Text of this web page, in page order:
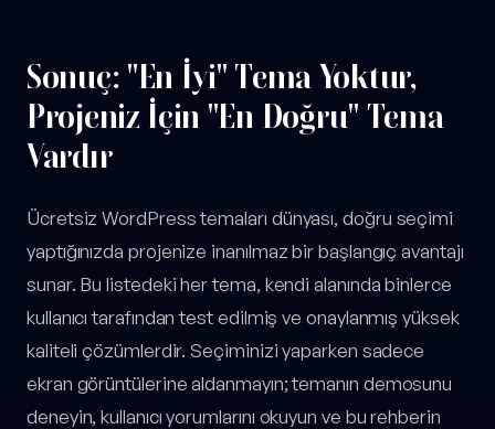
Sonuç: "En İyi" Tema Yoktur,
Projeniz İçin "En Doğru" Tema
Vardır
Ücretsiz WordPress temaları dünyası, doğru seçimi
yaptığınızda projenize inanılmaz bir başlangıç avantajı
sunar. Bu listedeki her tema, kendi alanında binlerce
kullanıcı tarafından test edilmiş ve onaylanmış yüksek
kaliteli çözümlerdir. Seçiminizi yaparken sadece
ekran görüntülerine aldanmayın; temanın demosunu
deneyin, kullanıcı yorumlarını okuyun ve bu rehberin